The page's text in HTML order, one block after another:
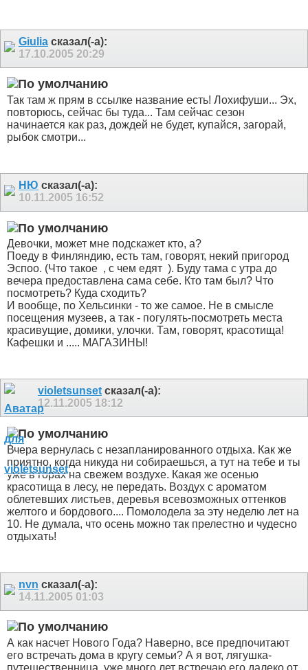
Giulia сказал(-а):
17.10.2005 20:29
Так там ж прям в ссылке название есть! Лохифуши... Эх,
повторюсь, сейчас бы туда... Там сейчас сезон
начинается как раз, дождей не будет, купайся, загорай,
рыбок смотри...
НЮ сказал(-а):
10.11.2005 16:52
Девочки, может мне подскажет кто, а?
Поеду в Финляндию, есть там, говорят, некий пригород
Эспоо. (Что такое , с чем едят ). Буду тама с утра до
вечера предоставлена сама себе. Кто там был? Что
посмотреть? Куда сходить?
И вообще, по Хельсинки - то же самое. Не в смысле
посещения музеев, а так - погулять-посмотреть места
красивущие, домики, улочки. Там, говорят, красотища!
Кафешки и ..... МАГАЗИНЫ!
violetsunset сказал(-а):
12.11.2005 18:12
Вчера вернулась с незапланированного отдыха. Как же
приятно, когда никуда ни собираешься, а тут на тебе и ты
уже в горах на свежем воздухе. Какая же осенью
красотища в лесу, не передать. Воздух с ароматом
облетевших листьев, деревья всевозможных оттенков
желтого и бордового.... Помолодела за эту неделю лет на
10. Не думала, что осень можно так прелестно и чудесно
отдыхать!
nvn сказал(-а):
14.11.2005 01:03
А как насчет Нового Года? Наверно, все предпочитают
его встречать дома в кругу семьи? А я вот, лягушка-
путешественница, уже много лет встречаю его далеко от